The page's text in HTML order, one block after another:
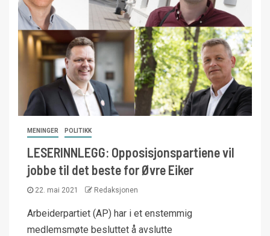
MENINGER POLITIKK
LESERINNLEGG: Opposisjonspartiene vil
jobbe til det beste for Øvre Eiker
22. mai 2021 Redaksjonen
Arbeiderpartiet (AP) har i et enstemmig
medlemsmøte besluttet å avslutte